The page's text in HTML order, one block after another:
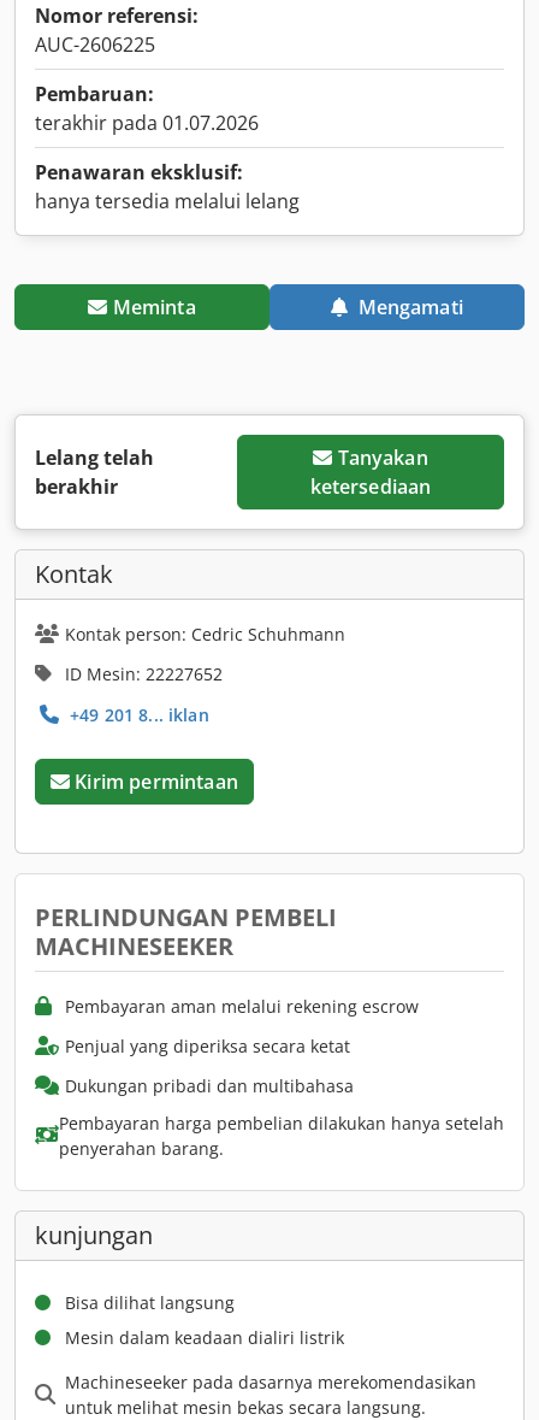
Nomor referensi:
AUC-2606225
Pembaruan:
terakhir pada 01.07.2026
Penawaran eksklusif:
hanya tersedia melalui lelang
Meminta Mengamati
Lelang telah
berakhir
Tanyakan
ketersediaan
Kontak
Kontak person: Cedric Schuhmann
ID Mesin: 22227652
+49 201 8... iklan
Kirim permintaan
PERLINDUNGAN PEMBELI
MACHINESEEKER
Pembayaran aman melalui rekening escrow
Penjual yang diperiksa secara ketat
Dukungan pribadi dan multibahasa
Pembayaran harga pembelian dilakukan hanya setelah
penyerahan barang.
kunjungan
Bisa dilihat langsung
Mesin dalam keadaan dialiri listrik
Machineseeker pada dasarnya merekomendasikan
untuk melihat mesin bekas secara langsung.